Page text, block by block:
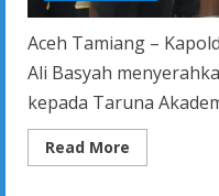
Aceh Tamiang –
Ali Basyah
kepada Taruna
Read More
more